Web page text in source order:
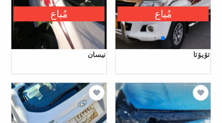
تۆیۆتا
مُباع
نیسان
مُباع